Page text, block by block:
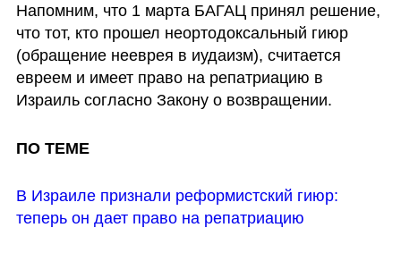
Напомним, что 1 марта БАГАЦ принял решение,
что тот, кто прошел неортодоксальный гиюр
(обращение нееврея в иудаизм), считается
евреем и имеет право на репатриацию в
Израиль согласно Закону о возвращении.
ПО ТЕМЕ
В Израиле признали реформистский гиюр:
теперь он дает право на репатриацию